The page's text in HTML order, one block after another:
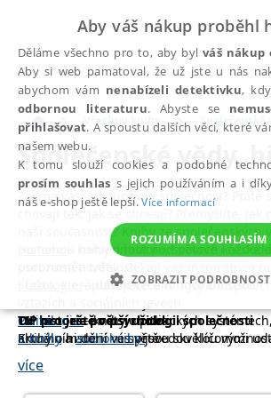
Všechny knihy
Společenské vědy,
Zajímá vás, jak funguje společnost? Ptáte
chovají tak, jak se chovají? Přemýšlíte, jak
naši současnost? Knihy ze společenských
pomohou nahlédnout pod povrch
i fakta, která dávají věcem nový kontext.
Od historie po psychologii společnosti
Knihy o historii vás provedou klíčovými
osobnostmi i epochami, které formovaly
se více o moderních i starších dějinách,
konfliktech, kulturních proměnách i
– knihy o historii, světové i české
– publikace o fungování
Politologie– knihy o politických
aktuálním dění ve světě
Filozofie
lidském myšlení
Religionistika– knihy o náboženství, víře a
TIP pro ještě větší užitek
E-knihyaaudioknihyjsou skvělou
informace vždy po ruce. Ať už studujete,
výuku nebo si chcete rozšířit obzory,
poslouchat kdykoliv a kdekoliv – doma, ve
více
Aby váš nákup proběhl
Děláme všechno pro to, aby bylváš nákup
Aby si web pamatoval, že už jste u nás
abychom vám nenabízeli detektivku,
odbornou literaturu. Abyste se
přihlašovat. A spoustu dalších věcí, které
našem webu.
K tomu slouží cookies a podobné
prosím souhlas s jejich používáním a i
náš e-shop ještě lepší.Více informací
ROZUMÍM A SOUHLASÍM
ZOBRAZIT
NEZBYTNÉ ANALYTICKÉ
FUNKČNÍ NEZAŘAZENÉ